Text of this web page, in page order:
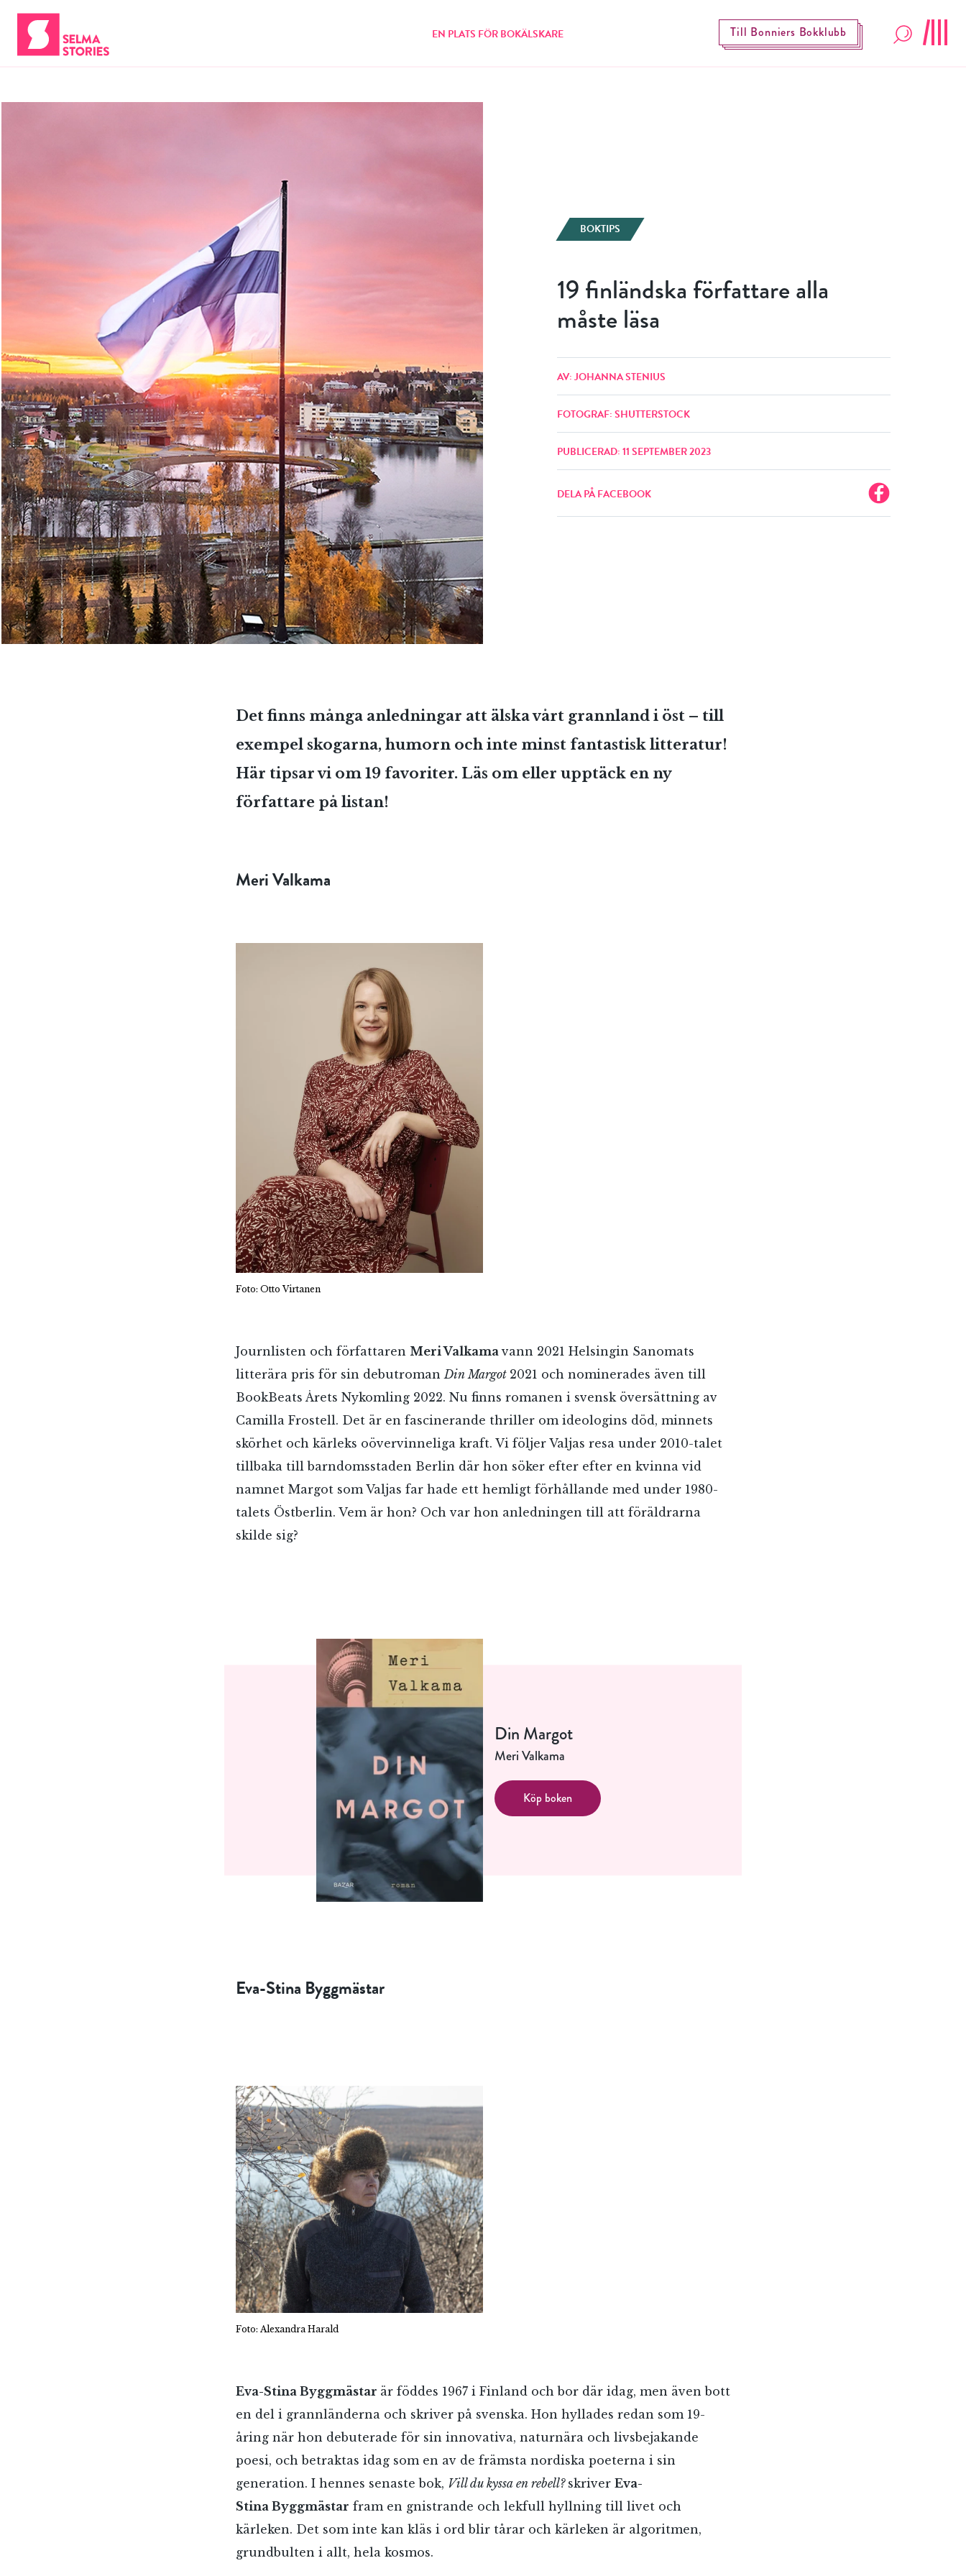
EN PLATS FÖR BOKÄLSKARE Till Bonniers Bokklubb
RÖSTA
ÅNGRA OCH STÄNG
BOKTIPS
19 finländska författare alla
måste läsa
AV: JOHANNA STENIUS
FOTOGRAF: SHUTTERSTOCK
PUBLICERAD: 11 SEPTEMBER 2023
DELA PÅ FACEBOOK
Det finns många anledningar att älska vårt grannland i öst – till
exempel skogarna, humorn och inte minst fantastisk litteratur!
Här tipsar vi om 19 favoriter. Läs om eller upptäck en ny
författare på listan!
Meri Valkama
Foto: Otto Virtanen
Journlisten och författaren Meri Valkamavann 2021 Helsingin Sanomats
litterära pris för sin debutroman Din Margot 2021 och nominerades även till
BookBeats Årets Nykomling 2022. Nu finns romanen i svensk översättning av
Camilla Frostell. Det är en fascinerande thriller om ideologins död, minnets
skörhet och kärleks oövervinneliga kraft. Vi följer Valjas resa under 2010-talet
tillbaka till barndomsstaden Berlin där hon söker efter efter en kvinna vid
namnet Margot som Valjas far hade ett hemligt förhållande med under 1980-
talets Östberlin. Vem är hon? Och var hon anledningen till att föräldrarna
skilde sig?
Din Margot
Meri Valkama
Köp boken
Eva-Stina Byggmästar
Foto: Alexandra Harald
Eva-Stina Byggmästar är föddes 1967 i Finland och bor där idag, men även bott
en del i grannländerna och skriver på svenska. Hon hyllades redan som 19-
åring när hon debuterade för sin innovativa, naturnära och livsbejakande
poesi, och betraktas idag som en av de främsta nordiska poeterna i sin
generation. I hennes senaste bok, Vill du kyssa en rebell? skriver Eva-
Stina Byggmästar fram en gnistrande och lekfull hyllning till livet och
kärleken. Det som inte kan kläs i ord blir tårar och kärleken är algoritmen,
grundbulten i allt, hela kosmos.